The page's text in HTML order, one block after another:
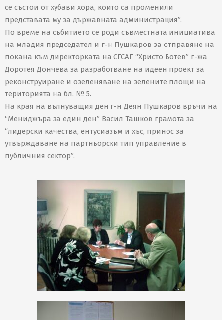
се състои от хубави хора, които са променили
представата му за държавната администрация”.
По време на събитието се роди съвместната инициатива
на младия председател и г-н Пушкаров за отправяне на
покана към директорката на СГСАГ “Христо Ботев” г-жа
Доротея Дончева за разработване на идеен проект за
реконструиране и озеленяване на зелените площи на
територията на бл. № 5.
На края на вълнуващия ден г-н Деян Пушкаров връчи на
“Мениджъра за един ден” Васил Ташков грамота за
“лидерски качества, ентусиазъм и хъс, принос за
утвърждаване на партньорски тип управление в
публичния сектор”.